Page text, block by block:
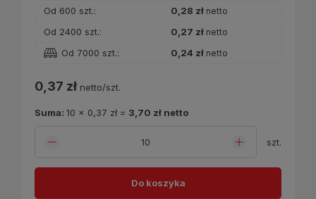
Od 600 szt.: 0,28 złnetto
Od 2400 szt.: 0,27 złnetto
Od 7000 szt.: 0,24 złnetto
0,37 zł netto/szt.
szt.
Do koszyka
Suma: 10 x 0,37 zł = 3,70 zł netto